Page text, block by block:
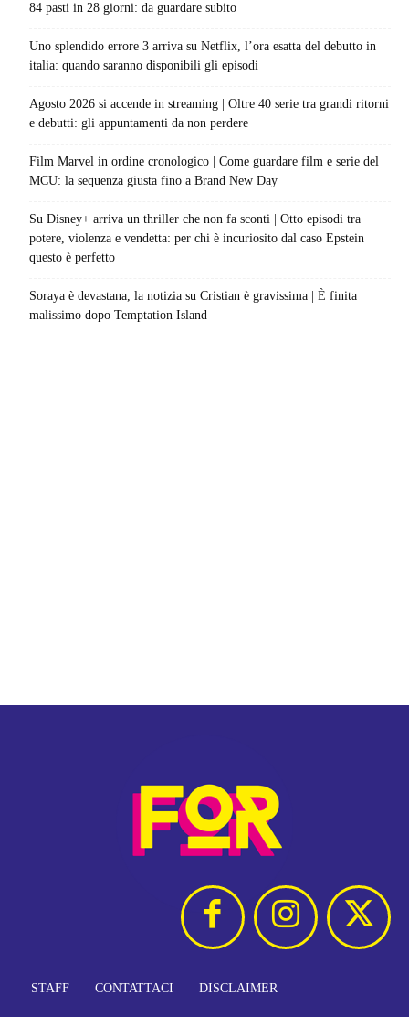
84 pasti in 28 giorni: da guardare subito
Uno splendido errore 3 arriva su Netflix, l’ora esatta del debutto in
italia: quando saranno disponibili gli episodi
Agosto 2026 si accende in streaming | Oltre 40 serie tra grandi ritorni
e debutti: gli appuntamenti da non perdere
Film Marvel in ordine cronologico | Come guardare film e serie del
MCU: la sequenza giusta fino a Brand New Day
Su Disney+ arriva un thriller che non fa sconti | Otto episodi tra
potere, violenza e vendetta: per chi è incuriosito dal caso Epstein
questo è perfetto
Soraya è devastana, la notizia su Cristian è gravissima | È finita
malissimo dopo Temptation Island
STAFF CONTATTACI DISCLAIMER